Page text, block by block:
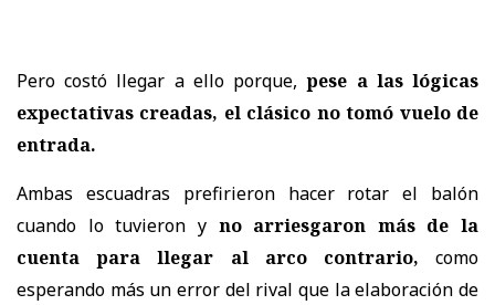
Pero costó llegar a ello porque,pese a las lógicas
expectativas creadas, el clásico no tomó vuelo de
entrada.
Ambas escuadras prefirieron hacer rotar el balón
cuando lo tuvieron y no arriesgaron más de la
cuenta para llegar al arco contrario, como
esperando más un error del rival que la elaboración de